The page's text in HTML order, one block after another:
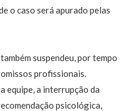
o caso será apurado pelas
suspendeu, por tempo
profissionais.
equipe, a interrupção da
psicológica,